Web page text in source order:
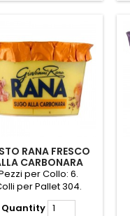
RANA FRESCO
CARBONARA
GR.150
per Collo: 6.
per Pallet 304.
Quantity